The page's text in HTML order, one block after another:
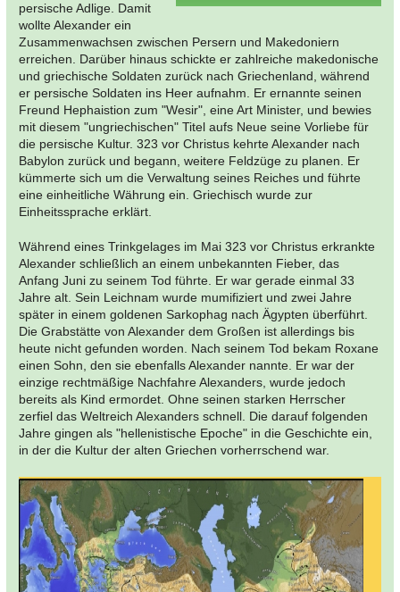
persische Adlige. Damit
wollte Alexander ein
Zusammenwachsen zwischen Persern und Makedoniern
erreichen. Darüber hinaus schickte er zahlreiche makedonische
und griechische Soldaten zurück nach Griechenland, während
er persische Soldaten ins Heer aufnahm. Er ernannte seinen
Freund Hephaistion zum "Wesir", eine Art Minister, und bewies
mit diesem "ungriechischen" Titel aufs Neue seine Vorliebe für
die persische Kultur. 323 vor Christus kehrte Alexander nach
Babylon zurück und begann, weitere Feldzüge zu planen. Er
kümmerte sich um die Verwaltung seines Reiches und führte
eine einheitliche Währung ein. Griechisch wurde zur
Einheitssprache erklärt.
Während eines Trinkgelages im Mai 323 vor Christus erkrankte
Alexander schließlich an einem unbekannten Fieber, das
Anfang Juni zu seinem Tod führte. Er war gerade einmal 33
Jahre alt. Sein Leichnam wurde mumifiziert und zwei Jahre
später in einem goldenen Sarkophag nach Ägypten überführt.
Die Grabstätte von Alexander dem Großen ist allerdings bis
heute nicht gefunden worden. Nach seinem Tod bekam Roxane
einen Sohn, den sie ebenfalls Alexander nannte. Er war der
einzige rechtmäßige Nachfahre Alexanders, wurde jedoch
bereits als Kind ermordet. Ohne seinen starken Herrscher
zerfiel das Weltreich Alexanders schnell. Die darauf folgenden
Jahre gingen als "hellenistische Epoche" in die Geschichte ein,
in der die Kultur der alten Griechen vorherrschend war.